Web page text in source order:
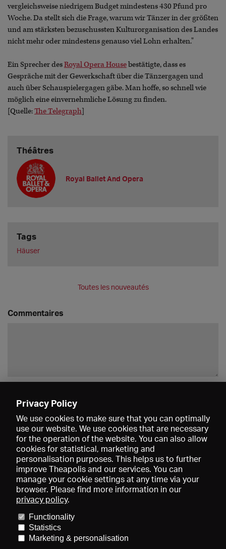
vergleichsweise niedrigem Budget mindestens 430 Pfund pro
Woche. Da stellt sich die Frage, warum wir Tänzer in der größten
und am stärksten bezuschussten Kulturorganisation des Landes
nicht mehr oder mindestens genauso viel Lohn erhalten."
Ein Sprecher desRoyal Opera Housebestätigte, dass es
Gespräche mit der Gewerkschaft über die Tänzergagen und
auch über Schauspielergagen gäbe. Man hoffe, so schnell wie
möglich eine einvernehmliche Lösung zu finden.
[Quelle:The Telegraph]
Théâtres
Royal Ballet And Opera
Tags
Häuser
Toutes les nouveautés
Commentaires
Données médiatiques
Conditions générales de vente
Contact
Aide Newsletter
Privacy Policy
We use cookies to make sure that you can optimally
use our website. We use cookies that are necessary
for the operation of the website. You can also allow
cookies for statistical, marketing and
personalisation purposes. This helps us to further
improve Theapolis and our services. You can
manage your cookie settings at any time via your
browser. Please find more information in our
privacy policy.
Functionality
Statistics
Marketing & personalisation